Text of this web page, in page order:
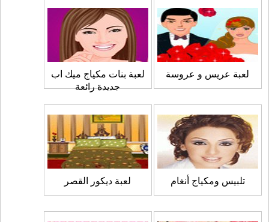
لعبة عريس و عروسة
لعبة بنات مكياج ميك اب
جديدة رائعة
تلبيس ومكياج أنغام لعبة ديكور القصر